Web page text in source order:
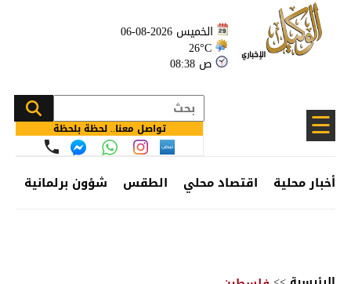
الخميس 2026-08-06
26°C
08:38 ص
☰ تواصل معنا.. لحظة بلحظة
أخبار محلية اقتصاد محلي الطقس شؤون برلمانية